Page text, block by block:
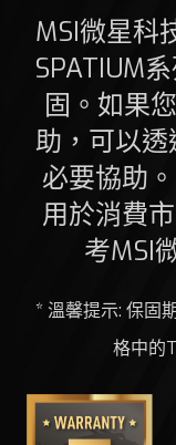
MSI微星科
SPATIUM
固。如果
助，可以
必要協助
用於消費
考MSI
* 溫馨提示: 保固
格中的